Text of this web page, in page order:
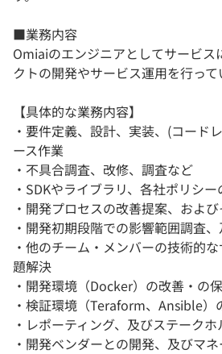
■業務内容
Omiaiのエンジニアとしてサービス
クトの開発やサービス運用を行って
【具体的な業務内容】
・要件定義、設計、実装、(コード
ース作業
・不具合調査、改修、調査など
・SDKやライブラリ、各社ポリシ
・開発プロセスの改善提案、およ
・開発初期段階での影響範囲調査
・他のチーム・メンバーの技術的
題解決
・開発環境（Docker）の改善・の
・検証環境（Teraform、Ansible）
・レポーティング、及びステーク
・開発ベンダーとの開発、及びマ